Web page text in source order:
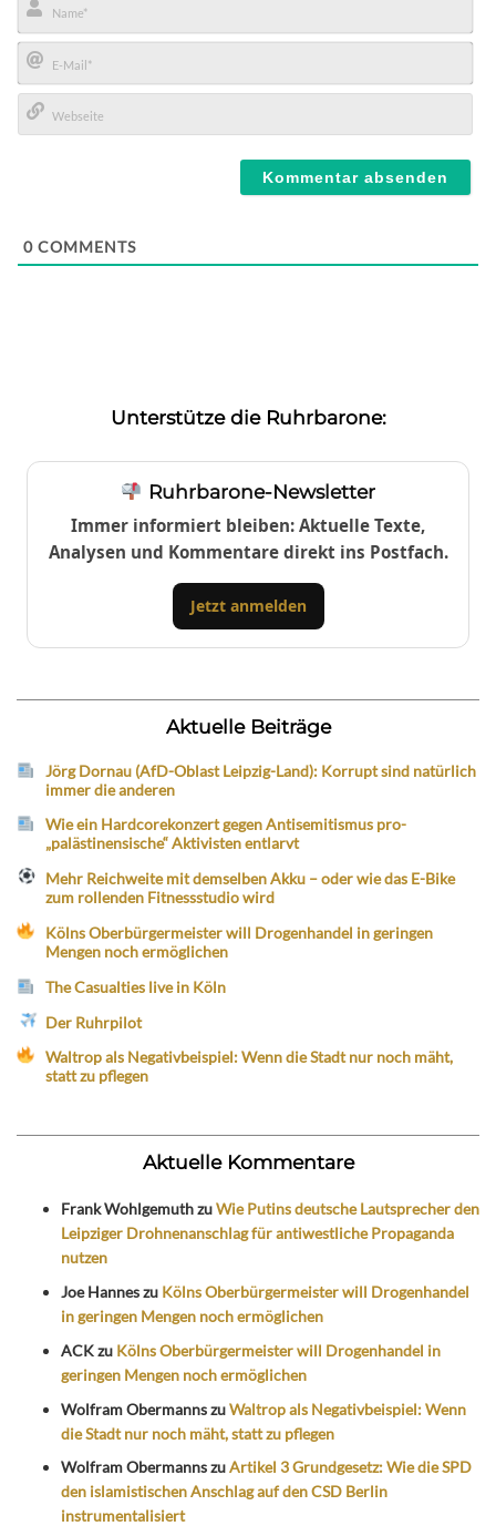
Name*
E-
Mail*
0 COMMENTS
Unterstütze die Ruhrbarone:
Ruhrbarone-Newsletter
Immer informiert bleiben: Aktuelle Texte,
Analysen und Kommentare direkt ins Postfach.
Jetzt anmelden
Aktuelle Beiträge
Jörg Dornau (AfD-Oblast Leipzig-Land): Korrupt sind natürlich
immer die anderen
Wie ein Hardcorekonzert gegen Antisemitismus pro-
„palästinensische“ Aktivisten entlarvt
Mehr Reichweite mit demselben Akku – oder wie das E-Bike
zum rollenden Fitnessstudio wird
Kölns Oberbürgermeister will Drogenhandel in geringen
Mengen noch ermöglichen
The Casualties live in Köln
Der Ruhrpilot
Waltrop als Negativbeispiel: Wenn die Stadt nur noch mäht,
statt zu pflegen
Aktuelle Kommentare
Frank WohlgemuthzuWie Putins deutsche Lautsprecher den
Leipziger Drohnenanschlag für antiwestliche Propaganda
nutzen
Joe Hanneszu Kölns Oberbürgermeister will Drogenhandel
in geringen Mengen noch ermöglichen
ACKzu Kölns Oberbürgermeister will Drogenhandel in
geringen Mengen noch ermöglichen
Wolfram ObermannszuWaltrop als Negativbeispiel: Wenn
die Stadt nur noch mäht, statt zu pflegen
Wolfram ObermannszuArtikel 3 Grundgesetz: Wie die SPD
den islamistischen Anschlag auf den CSD Berlin
instrumentalisiert